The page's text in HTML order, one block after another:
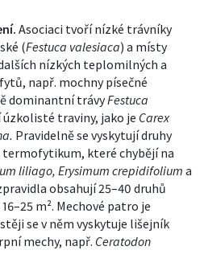
Asociaci tvoří nízké trávníky
(Festuca valesiaca) a místy
nízkých teplomilných a
např. mochny písečné
dominantní trávyFestuca
traviny, jako je Carex
Pravidelně se vyskytují druhy
které chybějí na
liliago, Erysimum crepidifolium a
obsahují 25–40 druhů
m². Mechové patro je
se v něm vyskytuje lišejník
mechy, např. Ceratodon